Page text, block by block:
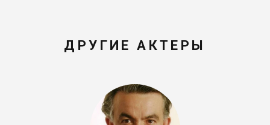
ДРУГИЕ АКТЕРЫ